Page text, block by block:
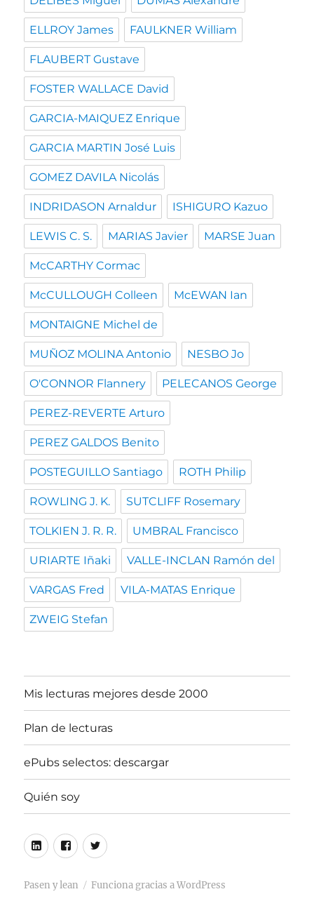
ELLROY James FAULKNER William
FLAUBERT Gustave
FOSTER WALLACE David
GARCIA-MAIQUEZ Enrique
GARCIA MARTIN José Luis
GOMEZ DAVILA Nicolás
INDRIDASON Arnaldur ISHIGURO Kazuo
LEWIS C. S. MARIAS Javier MARSE Juan
McCARTHY Cormac
McCULLOUGH Colleen McEWAN Ian
MONTAIGNE Michel de
MUÑOZ MOLINA Antonio NESBO Jo
O'CONNOR Flannery PELECANOS George
PEREZ-REVERTE Arturo
PEREZ GALDOS Benito
POSTEGUILLO Santiago ROTH Philip
ROWLING J. K. SUTCLIFF Rosemary
TOLKIEN J. R. R. UMBRAL Francisco
URIARTE Iñaki VALLE-INCLAN Ramón del
VARGAS Fred VILA-MATAS Enrique
ZWEIG Stefan
Mis lecturas mejores desde 2000
Plan de lecturas
ePubs selectos: descargar
Quién soy
LinkedinFacebookTwitter
Pasen y lean Funciona gracias a WordPress